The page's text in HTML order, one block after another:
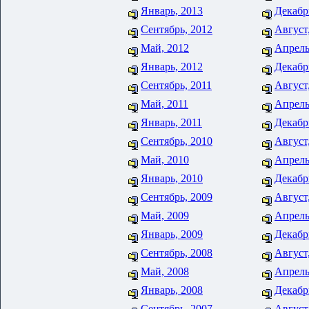
Январь, 2013
Сентябрь, 2012
Май, 2012
Январь, 2012
Сентябрь, 2011
Май, 2011
Январь, 2011
Сентябрь, 2010
Май, 2010
Январь, 2010
Сентябрь, 2009
Май, 2009
Январь, 2009
Сентябрь, 2008
Май, 2008
Январь, 2008